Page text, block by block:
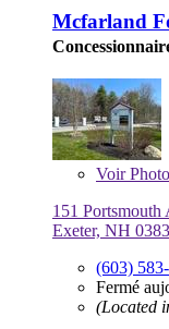
Mcfarland
Voir
151 Portsmouth
Exeter, NH
(603)
Fermé
(Located